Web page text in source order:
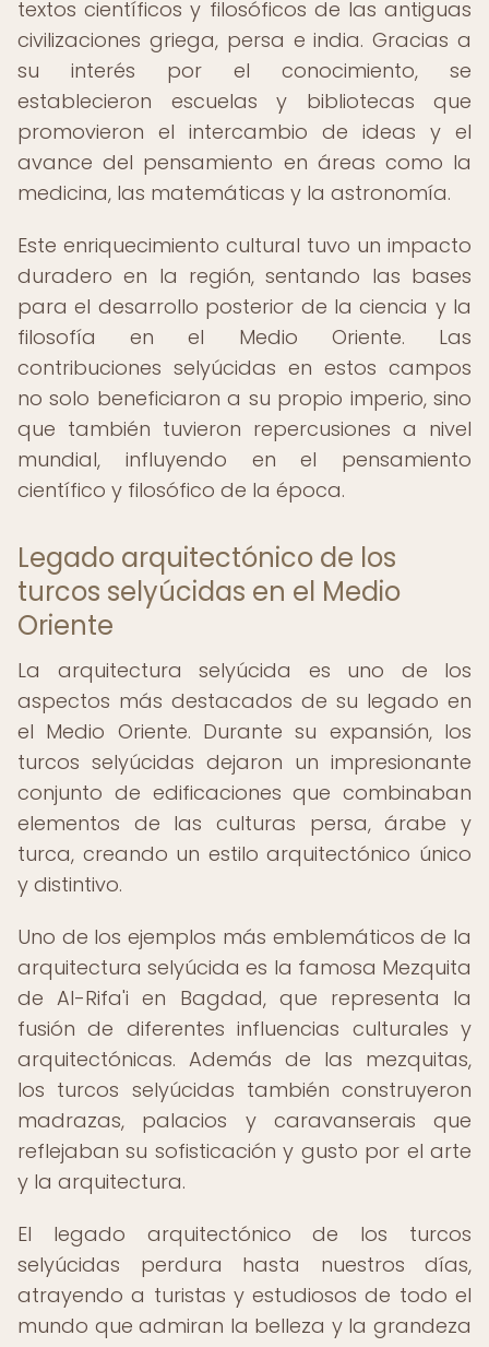
textos científicos y filosóficos de las antiguas
civilizaciones griega, persa e india. Gracias a
su interés por el conocimiento, se
establecieron escuelas y bibliotecas que
promovieron el intercambio de ideas y el
avance del pensamiento en áreas como la
medicina, las matemáticas y la astronomía.
Este enriquecimiento cultural tuvo un impacto
duradero en la región, sentando las bases
para el desarrollo posterior de la ciencia y la
filosofía en el Medio Oriente. Las
contribuciones selyúcidas en estos campos
no solo beneficiaron a su propio imperio, sino
que también tuvieron repercusiones a nivel
mundial, influyendo en el pensamiento
científico y filosófico de la época.
Legado arquitectónico de los
turcos selyúcidas en el Medio
Oriente
La arquitectura selyúcida es uno de los
aspectos más destacados de su legado en
el Medio Oriente. Durante su expansión, los
turcos selyúcidas dejaron un impresionante
conjunto de edificaciones que combinaban
elementos de las culturas persa, árabe y
turca, creando un estilo arquitectónico único
y distintivo.
Uno de los ejemplos más emblemáticos de la
arquitectura selyúcida es la famosa Mezquita
de Al-Rifa'i en Bagdad, que representa la
fusión de diferentes influencias culturales y
arquitectónicas. Además de las mezquitas,
los turcos selyúcidas también construyeron
madrazas, palacios y caravanserais que
reflejaban su sofisticación y gusto por el arte
y la arquitectura.
El legado arquitectónico de los turcos
selyúcidas perdura hasta nuestros días,
atrayendo a turistas y estudiosos de todo el
mundo que admiran la belleza y la grandeza